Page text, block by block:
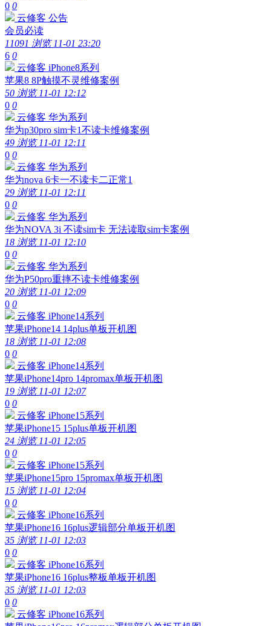
0 0
云修客 公告
会员必读
11091 浏览 11-01 23:20
6 0
云修客 iPhone8系列
苹果8 8P触摸不灵维修案例
50 浏览 11-01 12:12
0 0
云修客 华为系列
华为p30pro sim卡1不读卡维修案例
49 浏览 11-01 12:11
0 0
云修客 华为系列
华为nova 6卡一不读卡二正常1
29 浏览 11-01 12:11
0 0
云修客 华为系列
华为NOVA 3i 不读sim卡 无法读取sim卡案例
18 浏览 11-01 12:10
0 0
云修客 华为系列
华为P50pro重摔不读卡维修案例
20 浏览 11-01 12:09
0 0
云修客 iPhone14系列
苹果iPhone14 14plus单板开机图
18 浏览 11-01 12:08
0 0
云修客 iPhone14系列
苹果iPhone14pro 14promax单板开机图
19 浏览 11-01 12:07
0 0
云修客 iPhone15系列
苹果iPhone15 15plus单板开机图
24 浏览 11-01 12:05
0 0
云修客 iPhone15系列
苹果iPhone15pro 15promax单板开机图
15 浏览 11-01 12:04
0 0
云修客 iPhone16系列
苹果iPhone16 16plus逻辑部分单板开机图
35 浏览 11-01 12:03
0 0
云修客 iPhone16系列
苹果iPhone16 16plus整板单板开机图
35 浏览 11-01 12:03
0 0
云修客 iPhone16系列